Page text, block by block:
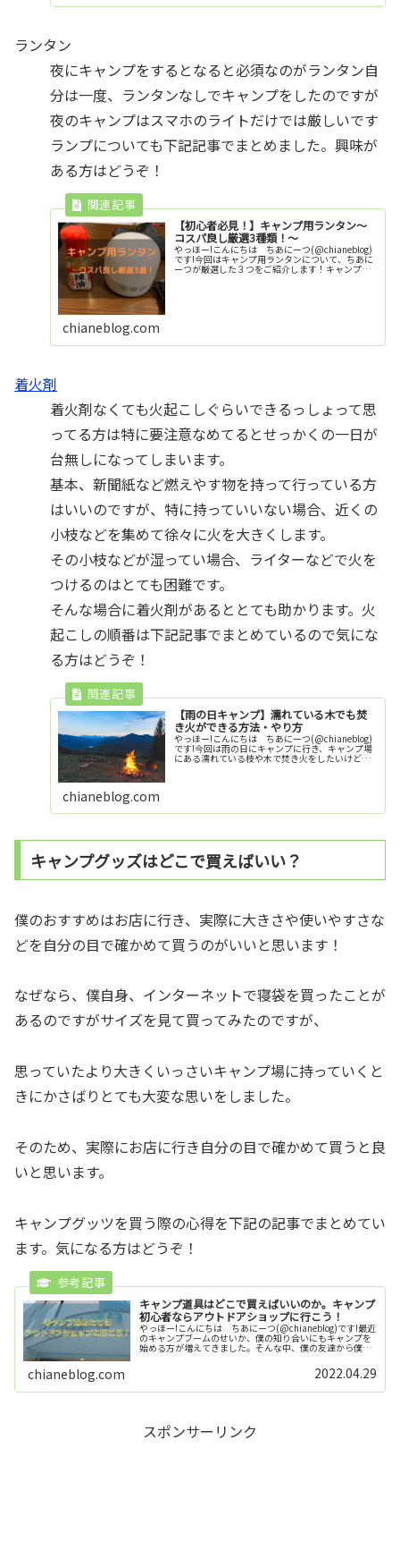
ランタン
夜にキャンプをするとなると必須なのがランタン自
分は一度、ランタンなしでキャンプをしたのですが
夜のキャンプはスマホのライトだけでは厳しいです
ランプについても下記記事でまとめました。興味が
ある方はどうぞ！
【初心者必見！】キャンプ用ランタン～
コスパ良し厳選3種類！～
やっほー!こんにちは ちあにーつ(@chianeblog)
です!今回はキャンプ用ランタンについて、ちあに
ーつが厳選した３つをご紹介します！キャンプで
chianeblog.com
着火剤
着火剤なくても火起こしぐらいできるっしょって思
ってる方は特に要注意なめてるとせっかくの一日が
台無しになってしまいます。
基本、新聞紙など燃えやす物を持って行っている方
はいいのですが、特に持っていいない場合、近くの
小枝などを集めて徐々に火を大きくします。
その小枝などが湿ってい場合、ライターなどで火を
つけるのはとても困難です。
そんな場合に着火剤があるととても助かります。火
起こしの順番は下記記事でまとめているので気にな
る方はどうぞ！
【雨の日キャンプ】濡れている木でも焚
き火ができる方法・やり方
やっほー!こんにちは ちあにーつ(@chianeblog)
です!今回は雨の日にキャンプに行き、キャンプ場
にある濡れている枝や木で焚き火をしたいけど、
chianeblog.com
キャンプグッズはどこで買えばいい？
僕のおすすめはお店に行き、実際に大きさや使いやすさな
どを自分の目で確かめて買うのがいいと思います！
なぜなら、僕自身、インターネットで寝袋を買ったことが
あるのですがサイズを見て買ってみたのですが、
思っていたより大きくいっさいキャンプ場に持っていくと
きにかさばりとても大変な思いをしました。
そのため、実際にお店に行き自分の目で確かめて買うと良
いと思います。
キャンプグッツを買う際の心得を下記の記事でまとめてい
ます。気になる方はどうぞ！
キャンプ道具はどこで買えばいいのか。キャンプ
初心者ならアウトドアショップに行こう！
やっほー!こんにちは ちあにーつ(@chianeblog)です!最近
のキャンプブームのせいか、僕の知り合いにもキャンプを
始める方が増えてきました。そんな中、僕の友達から僕が
chianeblog.com 2022.04.29
スポンサーリンク